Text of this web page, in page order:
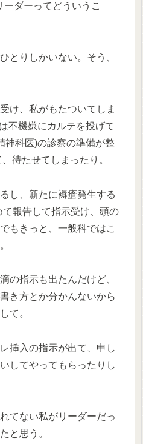
ダーってどういうこ
とりしかいない。そう、
け、私がもたついてしま
不機嫌にカルテを投げて
神科医)の診察の準備が整
待たせてしまったり。
し、新たに褥瘡発生する
報告して指示受け、頭の
もきっと、一般科ではこ
の指示も出たんだけど、
き方とか分かんないから
て。
挿入の指示が出て、申し
してやってもらったりし
てない私がリーダーだっ
と思う。